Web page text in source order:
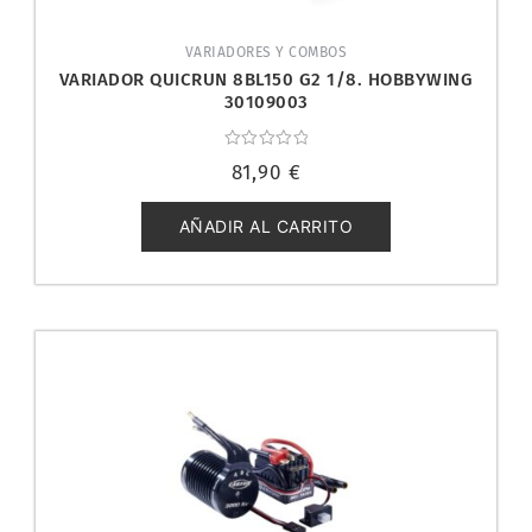
VARIADORES Y COMBOS
VARIADOR QUICRUN 8BL150 G2 1/8. HOBBYWING
30109003
con
de
5
81,90 €
AÑADIR AL CARRITO